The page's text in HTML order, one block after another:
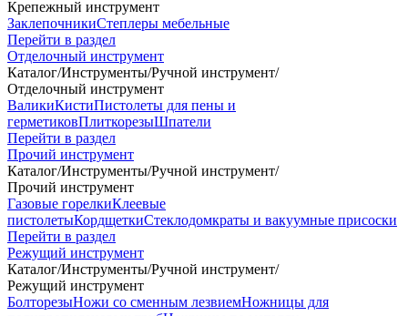
Крепежный инструмент
ЗаклепочникиСтеплеры мебельные
Перейти в раздел
Отделочный инструмент
Каталог/Инструменты/Ручной инструмент/
Отделочный инструмент
ВаликиКистиПистолеты для пены и
герметиковПлиткорезыШпатели
Перейти в раздел
Прочий инструмент
Каталог/Инструменты/Ручной инструмент/
Прочий инструмент
Газовые горелкиКлеевые
пистолетыКордщеткиСтеклодомкраты и вакуумные присоски
Перейти в раздел
Режущий инструмент
Каталог/Инструменты/Ручной инструмент/
Режущий инструмент
БолторезыНожи со сменным лезвиемНожницы для